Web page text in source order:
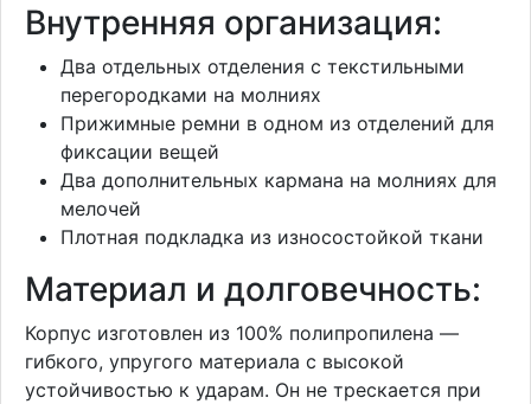
Внутренняя организация:
Два отдельных отделения с текстильными
перегородками на молниях
Прижимные ремни в одном из отделений для
фиксации вещей
Два дополнительных кармана на молниях для
мелочей
Плотная подкладка из износостойкой ткани
Материал и долговечность:
Корпус изготовлен из 100% полипропилена —
гибкого, упругого материала с высокой
устойчивостью к ударам. Он не трескается при